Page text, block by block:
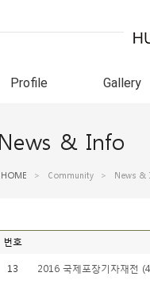
Profile Gallery
News & Info
HOME > Community > News &
번호
13 2016 국제포장기자재전